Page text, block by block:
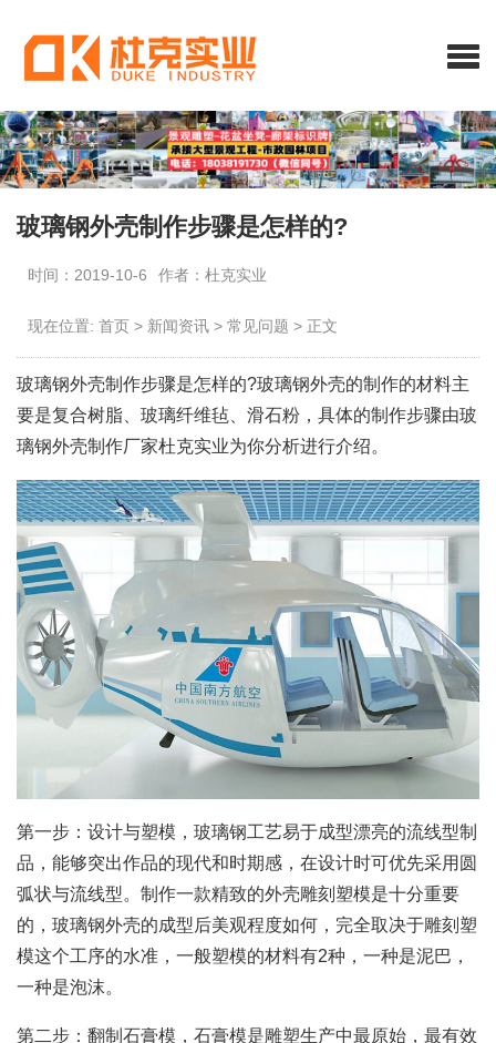
玻璃钢外壳制作步骤是怎样的?
时间：2019-10-6 作者：杜克实业
现在位置: 首页 > 新闻资讯 > 常见问题 > 正文
玻璃钢外壳制作步骤是怎样的?玻璃钢外壳的制作的材料主
要是复合树脂、玻璃纤维毡、滑石粉，具体的制作步骤由玻
璃钢外壳制作厂家杜克实业为你分析进行介绍。
第一步：设计与塑模，玻璃钢工艺易于成型漂亮的流线型制
品，能够突出作品的现代和时期感，在设计时可优先采用圆
弧状与流线型。制作一款精致的外壳雕刻塑模是十分重要
的，玻璃钢外壳的成型后美观程度如何，完全取决于雕刻塑
模这个工序的水准，一般塑模的材料有2种，一种是泥巴，
一种是泡沫。
第二步：翻制石膏模，石膏模是雕塑生产中最原始，最有效